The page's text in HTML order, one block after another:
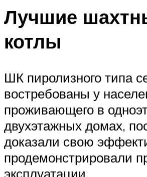
Лучшие
котлы
ШК пиролизного типа
востребованы у
проживающего в
двухэтажных домах,
доказали свою
продемонстрировали
эксплуатации.